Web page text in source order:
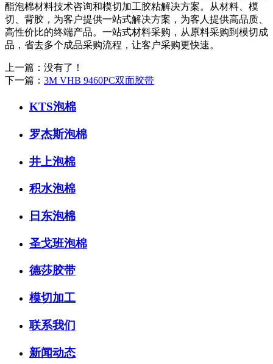
酯泡棉材料技术咨询和模切加工胶粘解决方案。从材料、模
切、背胶，为客户提供一站式解决方案，为客人提供高品质、
高性价比的终端产品。一站式材料采购，从原料采购到模切成
品，省去多个成品采购流程，让客户采购更快速。
上一篇：没有了！
下一篇： 3M VHB 9460PC双面胶带
KTS泡棉
罗杰斯泡棉
井上泡棉
积水泡棉
日东泡棉
圣戈班泡棉
德莎胶带
模切加工
联系我们
新闻动态